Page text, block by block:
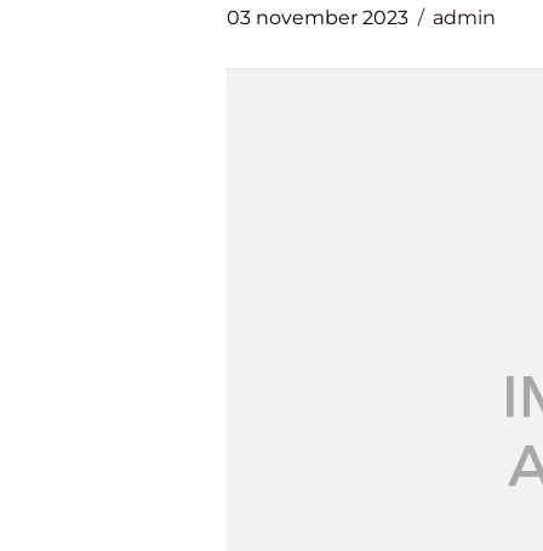
03 november 2023 admin